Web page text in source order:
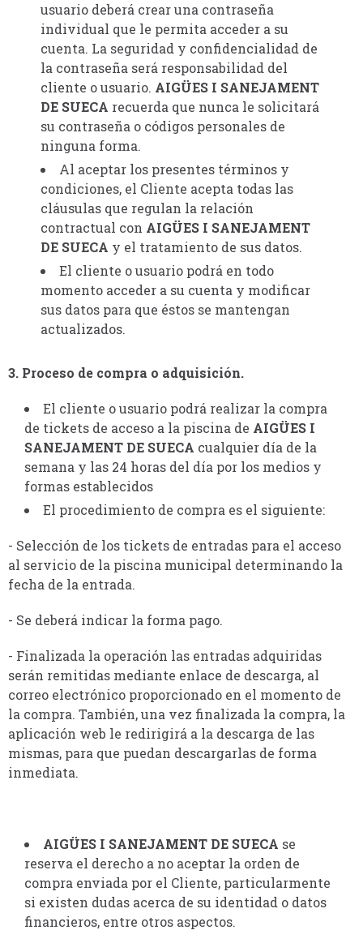
usuario deberá crear una contraseña
individual que le permita acceder a su
cuenta. La seguridad y confidencialidad de
la contraseña será responsabilidad del
cliente o usuario. AIGÜES I SANEJAMENT
DE SUECA recuerda que nunca le solicitará
su contraseña o códigos personales de
ninguna forma.
Al aceptar los presentes términos y
condiciones, el Cliente acepta todas las
cláusulas que regulan la relación
contractual con AIGÜES I SANEJAMENT
DE SUECA y el tratamiento de sus datos.
El cliente o usuario podrá en todo
momento acceder a su cuenta y modificar
sus datos para que éstos se mantengan
actualizados.
3. Proceso de compra o adquisición.
El cliente o usuario podrá realizar la compra
de tickets de acceso a la piscina de AIGÜES I
SANEJAMENT DE SUECA cualquier día de la
semana y las 24 horas del día por los medios y
formas establecidos
El procedimiento de compra es el siguiente:
- Selección de los tickets de entradas para el acceso
al servicio de la piscina municipal determinando la
fecha de la entrada.
- Se deberá indicar la forma pago.
- Finalizada la operación las entradas adquiridas
serán remitidas mediante enlace de descarga, al
correo electrónico proporcionado en el momento de
la compra. También, una vez finalizada la compra, la
aplicación web le redirigirá a la descarga de las
mismas, para que puedan descargarlas de forma
inmediata.
AIGÜES I SANEJAMENT DE SUECA se
reserva el derecho a no aceptar la orden de
compra enviada por el Cliente, particularmente
si existen dudas acerca de su identidad o datos
financieros, entre otros aspectos.